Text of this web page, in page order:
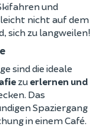
und
nicht auf dem
sich zu langweilen!
sind die ideale
zu erlernen und
Das
Spaziergang
in einem Café.